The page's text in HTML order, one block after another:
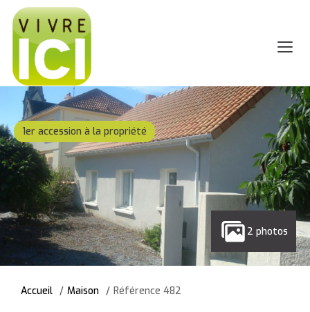
1er accession à la propriété
2 photos
Accueil Maison Référence 482